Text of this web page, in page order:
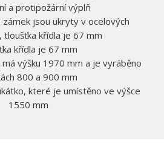
a protipožární výplň
zámek jsou ukryty v ocelových
tloušťka křídla je 67 mm
křídla je 67 mm
výšku 1970 mm a je vyráběno
800 a 900 mm
které je umístěno ve výšce
1550 mm